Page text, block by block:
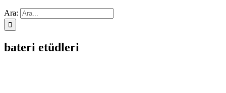
Ara:
bateri etüdleri